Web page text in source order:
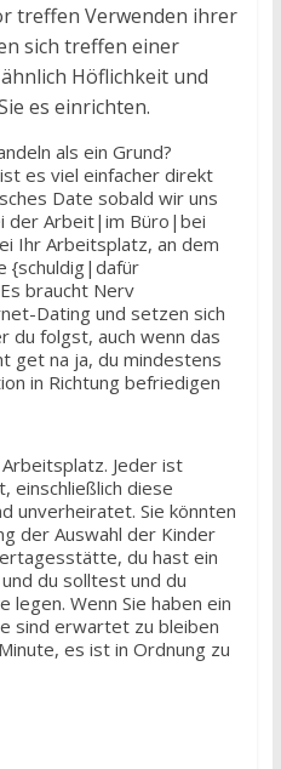
treffen Verwenden ihrer
sich treffen einer
Höflichkeit und
es einrichten.
als ein Grund?
es viel einfacher direkt
Date sobald wir uns
der Arbeit|im Büro|bei
Ihr Arbeitsplatz, an dem
{schuldig|dafür
braucht Nerv
Dating und setzen sich
du folgst, auch wenn das
get na ja, du mindestens
in Richtung befriedigen
Jeder ist
einschließlich diese
unverheiratet. Sie könnten
der Auswahl der Kinder
du hast ein
du solltest und du
legen. Wenn Sie haben ein
sind erwartet zu bleiben
es ist in Ordnung zu